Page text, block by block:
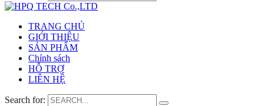
TRANG CHỦ
GIỚI THIỆU
SẢN PHẨM
Chính sách
HỖ TRỢ
LIÊN HỆ
Search for: